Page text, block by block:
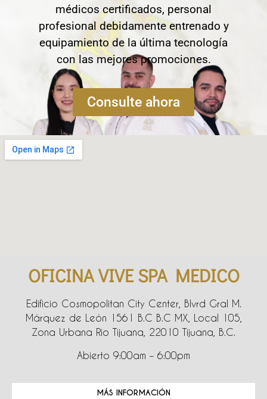
médicos certificados, personal
profesional debidamente entrenado y
equipamiento de la última tecnología
con las mejores promociones.
Consulte ahora
OFICINA VIVE SPA MEDICO
Edificio Cosmopolitan City Center, Blvrd Gral M.
Márquez de León 1561 B.C B.C MX, Local 105,
Zona Urbana Rio Tijuana, 22010 Tijuana, B.C.
Abierto 9:00am – 6:00pm
MÁS INFORMACIÓN